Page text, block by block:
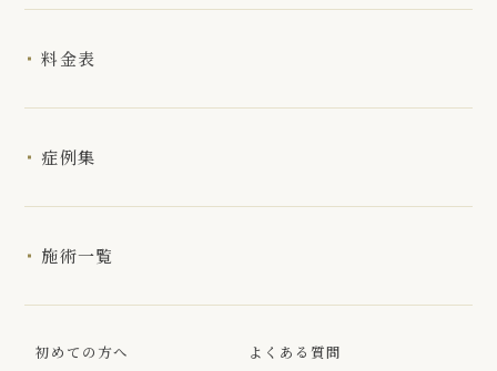
料金表
症例集
施術一覧
初めての方へ
よくある質問